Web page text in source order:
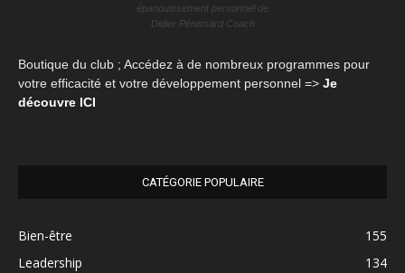
épanouissement personnel de
Didier Pénissard Coach
Boutique du club ; Accédez à de nombreux programmes pour
votre efficacité et votre développement personnel => Je
découvre ICI
CATÉGORIE POPULAIRE
Bien-être
155
Leadership
134